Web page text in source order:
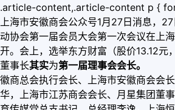
.article-content,.article-content p {
上海市安徽商会公众号1月27日消息，
动协会第一届会员大会第一次会议在上
开。会上，选举东方财富（股价13.12元
董事长其实为第一届理事会会长。
徽商总会执行会长、上海市安徽商会会
华，上海市江苏商会会长、月星集团董